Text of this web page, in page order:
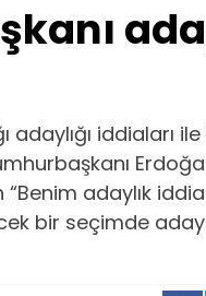
adaylığı iddiaları
adaylık
bir seçimde